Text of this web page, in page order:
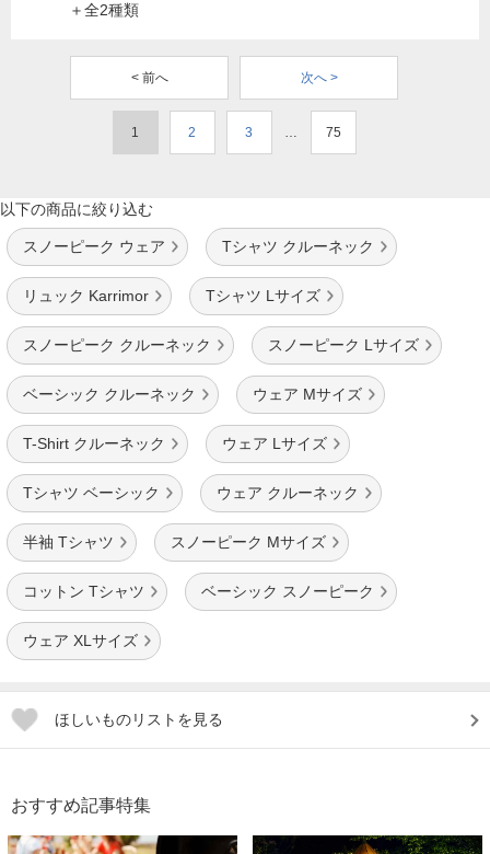
＋全2種類
< 前へ 次へ >
1 2 3 … 75
以下の商品に絞り込む
スノーピーク ウェア Tシャツ クルーネック
リュック Karrimor Tシャツ Lサイズ
スノーピーク クルーネック スノーピーク Lサイズ
ベーシック クルーネック ウェア Mサイズ
T-Shirt クルーネック ウェア Lサイズ
Tシャツ ベーシック ウェア クルーネック
半袖 Tシャツ スノーピーク Mサイズ
コットン Tシャツ ベーシック スノーピーク
ウェア XLサイズ
ほしいものリストを見る
おすすめ記事特集